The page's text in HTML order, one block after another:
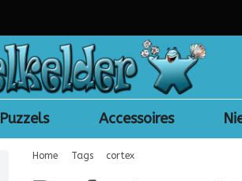
Puzzels Accessoires
Home Tags cortex